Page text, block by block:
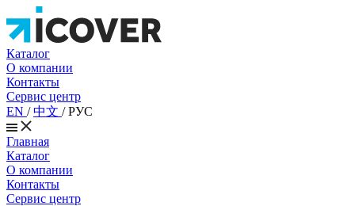
Каталог
О компании
Контакты
Сервис центр
EN /中文 /РУС
Главная
Каталог
О компании
Контакты
Сервис центр